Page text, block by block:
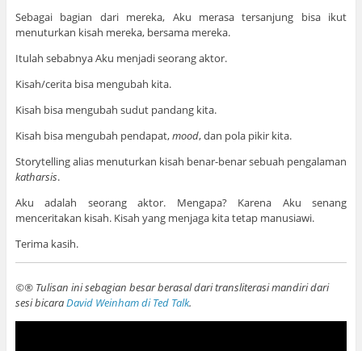
Sebagai bagian dari mereka, Aku merasa tersanjung bisa ikut
menuturkan kisah mereka, bersama mereka.
Itulah sebabnya Aku menjadi seorang aktor.
Kisah/cerita bisa mengubah kita.
Kisah bisa mengubah sudut pandang kita.
Kisah bisa mengubah pendapat,mood, dan pola pikir kita.
Storytelling alias menuturkan kisah benar-benar sebuah pengalaman
katharsis.
Aku adalah seorang aktor. Mengapa? Karena Aku senang
menceritakan kisah. Kisah yang menjaga kita tetap manusiawi.
Terima kasih.
©® Tulisan ini sebagian besar berasal dari transliterasi mandiri dari
sesi bicaraDavid Weinham di Ted Talk.